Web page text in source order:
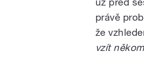
právě
že
vzít